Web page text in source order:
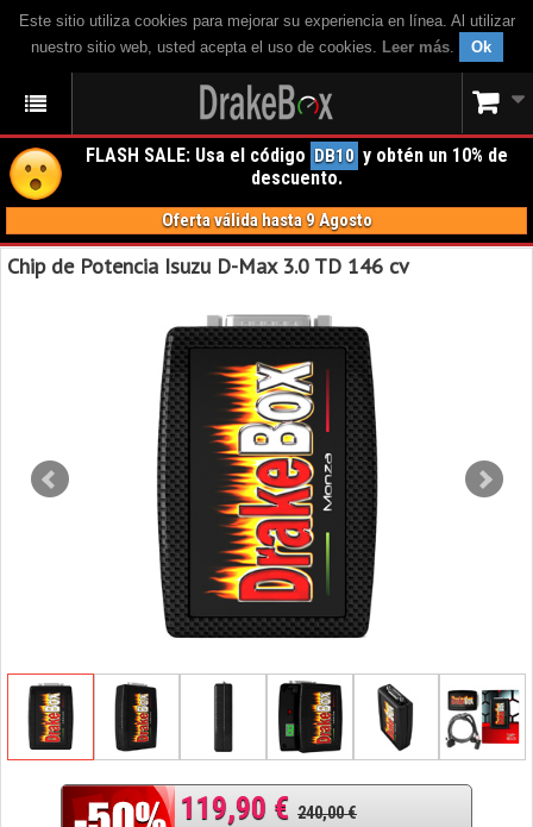
Este sitio utiliza cookies para mejorar su experiencia en línea. Al utilizar
nuestro sitio web, usted acepta el uso de cookies. Leer más. Ok
FLASH SALE: Usa el código DB10 y obtén un 10% de
descuento.
Oferta válida hasta 9 Agosto
Chip de Potencia Isuzu D-Max 3.0 TD 146 cv
119,90 € 240,00 €